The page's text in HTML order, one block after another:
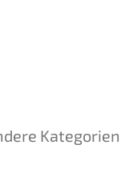
Kategorien